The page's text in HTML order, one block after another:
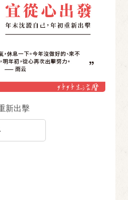
新出擊